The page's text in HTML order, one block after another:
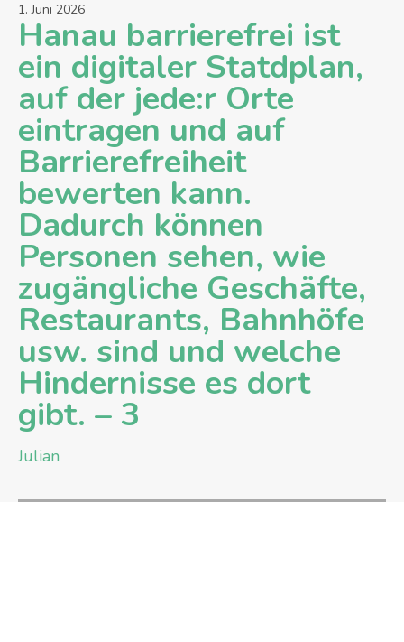
1. Juni 2026
Hanau barrierefrei ist
ein digitaler Statdplan,
auf der jede:r Orte
eintragen und auf
Barrierefreiheit
bewerten kann.
Dadurch können
Personen sehen, wie
zugängliche Geschäfte,
Restaurants, Bahnhöfe
usw. sind und welche
Hindernisse es dort
gibt. – 3
Julian